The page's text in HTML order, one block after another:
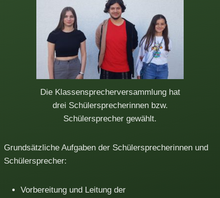
Die Klassensprecherversammlung hat
drei Schülersprecherinnen bzw.
Schülersprecher gewählt.
Grundsätzliche Aufgaben der Schülersprecherinnen und
Schülersprecher:
Vorbereitung und Leitung der